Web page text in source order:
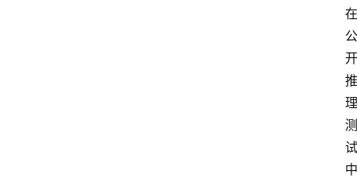
在
公
开
推
理
测
试
中